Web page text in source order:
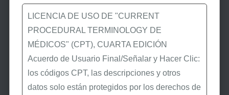
Contáctenos
LICENCIA DE USO DE "CURRENT
PROCEDURAL TERMINOLOGY DE
MÉDICOS" (CPT), CUARTA EDICIÓN
Acuerdo de Usuario Final/Señalar y Hacer Clic:
los códigos CPT, las descripciones y otros
datos solo están protegidos por los derechos de